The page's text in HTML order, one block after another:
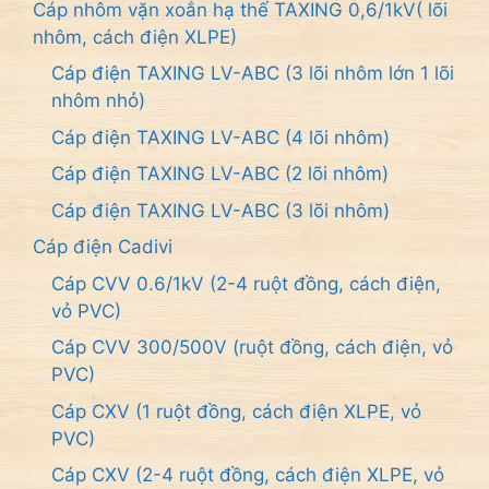
Cáp nhôm vặn xoắn hạ thế TAXING 0,6/1kV( lõi
nhôm, cách điện XLPE)
Cáp điện TAXING LV-ABC (3 lõi nhôm lớn 1 lõi
nhôm nhỏ)
Cáp điện TAXING LV-ABC (4 lõi nhôm)
Cáp điện TAXING LV-ABC (2 lõi nhôm)
Cáp điện TAXING LV-ABC (3 lõi nhôm)
Cáp điện Cadivi
Cáp CVV 0.6/1kV (2-4 ruột đồng, cách điện,
vỏ PVC)
Cáp CVV 300/500V (ruột đồng, cách điện, vỏ
PVC)
Cáp CXV (1 ruột đồng, cách điện XLPE, vỏ
PVC)
Cáp CXV (2-4 ruột đồng, cách điện XLPE, vỏ